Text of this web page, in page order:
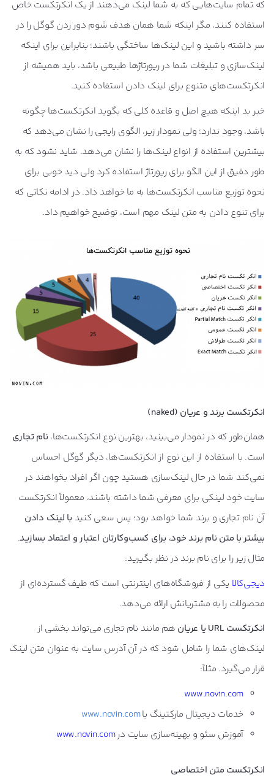
که تمام سایت‌هایی که به شما لینک‌ می‌دهند از یک انکرتکست خاص
استفاده کنند، مگر اینکه شما همان هدف شوم دور زدن گوگل را در
سر داشته باشید و این لینک‌ها ساختگی باشند؛ بنابراین ‌برای اینکه
لینک‌سازی و تبلیغات شما در رپورتاژها طبیعی باشد، باید همیشه از
انکرتکست‌های متنوع برای لینک دادن استفاده کنید.
خبر بد اینکه هیچ اصل و قاعده کلی که بگوید انکرتکست‌ها چگونه
باشد، وجود ندارد؛ ولی نمودار زیر، الگوی رایجی را نشان می‌دهد که
بیشترین استفاده از انواع لینک‌ها را نشان می‌دهد. شاید نشود که به
طور دقیق از این الگو برای رپورتاژ استفاده کرد ولی دید خوبی برای
نحوه توزیع مناسب انکرتکست‌ها به ما خواهد داد. در ادامه نکاتی که
برای تنوع دادن به متن لینک مهم است، توضیح خواهیم داد.
انکرتکست برند و عریان (naked)
همان‌طور که در نمودار می‌بینید، بهترین نوع انکرتکست‌ها، نام تجاری
است. با استفاده از این نوع از انکرتکست‌ها، دیگر گوگل احساس
نمی‌کند شما در حال لینک‌سازی هستید چون اگر افراد بخواهند در
سایت خود لینکی برای معرفی شما داشته باشند، معمولاً انکرتکست
آن نام تجاری و برند شما خواهد بود؛ پس سعی کنید با لینک دادن
بیشتر با متن نام برند خود، برای کسب‌و‌کارتان اعتبار و اعتماد بسازید.
مثال زیر را برای نام برند در نظر بگیرید:
دیجی‌کالا یکی از فروشگاه‌های اینترنتی است که طیف گسترده‌ای از
محصولات را به مشتریانش ارائه می‌دهد.
انکرتکست URL یا عریان
هم مانند نام تجاری می‌تواند بخشی از
لینک‌های شما را شامل شود که در آن آدرس سایت به عنوان متن لینک
قرار می‌گیرد. مثلاً:
www.novin.com
خدمات دیجیتال مارکتینگ باwww.novin.com
آموزش سئو و بهینه‌سازی سایت درwww.novin.com
انکرتکست متن اختصاصی